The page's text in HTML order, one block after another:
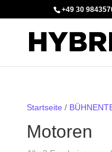
+49 30
Startseite /
Motoren